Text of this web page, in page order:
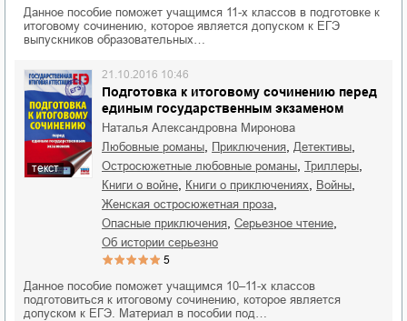
Данное пособие поможет учащимся 11-х классов в подготовке к
итоговому сочинению, которое является допуском к ЕГЭ
выпускников образовательных…
текст
Подготовка к итоговому сочинению перед
единым государственным экзаменом
21.10.2016 10:46
Наталья Александровна Миронова
любовные романы
приключения детективы
остросюжетные любовные романы триллеры
книги о войне книги о приключениях войны
женская остросюжетная проза
опасные приключения серьезное чтение
об истории серьезно
5
Данное пособие поможет учащимся 10–11-х классов
подготовиться к итоговому сочинению, которое является
допуском к ЕГЭ. Материал в пособии под…